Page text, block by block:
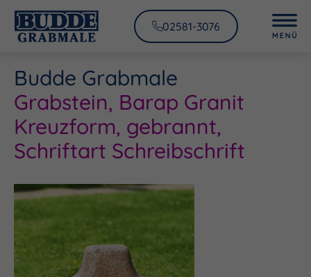
02581-3076
Budde Grabmale
Grabstein, Barap Granit
Kreuzform, gebrannt,
Schriftart Schreibschrift